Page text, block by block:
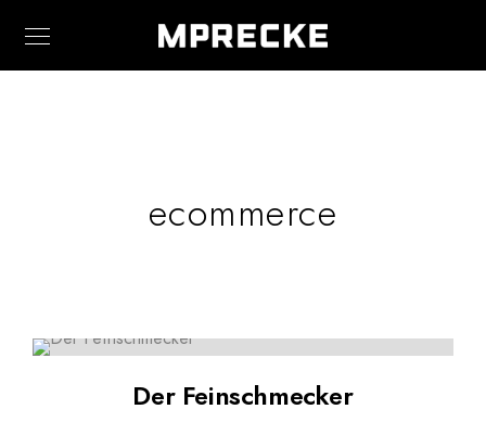
ecommerce
Der Feinschmecker